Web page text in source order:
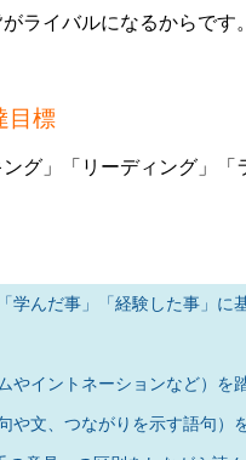
ライバルになるからです。
目標
ング」「リーディング」
んだ事」「経験した事」に
イントネーションなど）を
文、つながりを示す語句）